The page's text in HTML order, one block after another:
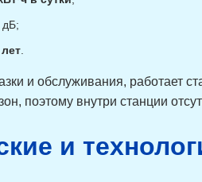
и обслуживания, работает
поэтому внутри станции
и